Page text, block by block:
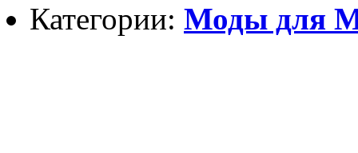
Категории: Моды для